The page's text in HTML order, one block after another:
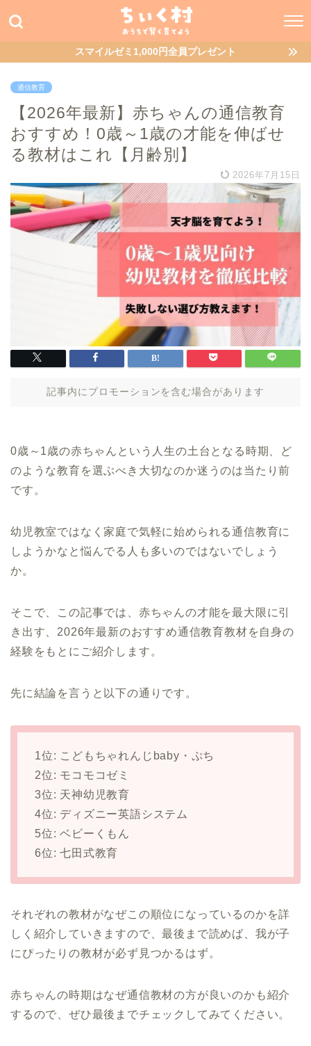
スマイルゼミ1,000円全員プレゼント
通信教育
【2026年最新】赤ちゃんの通信教育
おすすめ！0歳～1歳の才能を伸ばせ
る教材はこれ【月齢別】
2026年7月15日
記事内にプロモーションを含む場合があります
0歳～1歳の赤ちゃんという人生の土台となる時期、ど
のような教育を選ぶべき大切なのか迷うのは当たり前
です。
幼児教室ではなく家庭で気軽に始められる通信教育に
しようかなと悩んでる人も多いのではないでしょう
か。
そこで、この記事では、赤ちゃんの才能を最大限に引
き出す、2026年最新のおすすめ通信教育教材を自身の
経験をもとにご紹介します。
先に結論を言うと以下の通りです。
1位: こどもちゃれんじbaby・ぷち
2位: モコモコゼミ
3位: 天神幼児教育
4位: ディズニー英語システム
5位: ベビーくもん
6位: 七田式教育
それぞれの教材がなぜこの順位になっているのかを詳
しく紹介していきますので、最後まで読めば、我が子
にぴったりの教材が必ず見つかるはず。
赤ちゃんの時期はなぜ通信教材の方が良いのかも紹介
するので、ぜひ最後までチェックしてみてください。